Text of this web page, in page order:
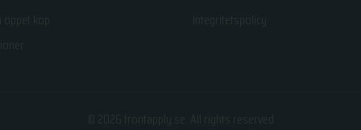
öppet köp
Integritetspolicy
frontapply.se . All rights reserved